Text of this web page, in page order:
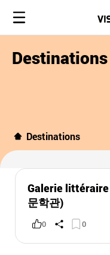
Destinations
Destinations
Galerie littéraire
문학관)
0 0